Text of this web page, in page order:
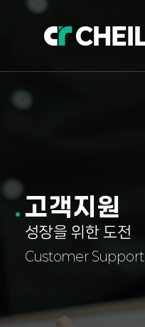
고객지원
성장을 위한 도전
Customer Support